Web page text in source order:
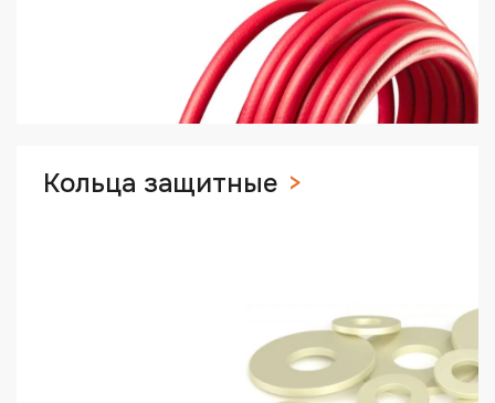
Кольца защитные